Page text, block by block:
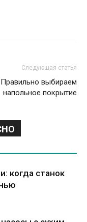
Следующая статья
Правильно выбираем
напольное покрытие
когда станок